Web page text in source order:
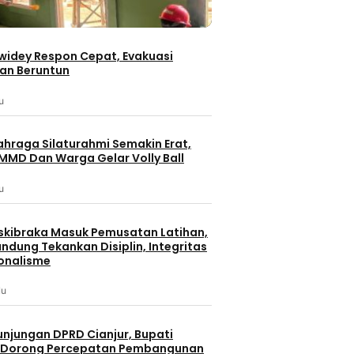
Berita Terbaru
Respon Cepat, Evakuasi
Beruntun
Silaturahmi Semakin Erat,
Dan Warga Gelar Volly Ball
Masuk Pemusatan Latihan,
Tekankan Disiplin, Integritas
DPRD Cianjur, Bupati
Percepatan Pembangunan